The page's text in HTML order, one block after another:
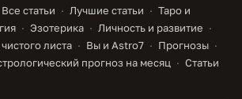
Все статьи Лучшие статьи
Таро и
Эзотерика
Личность и развитие
листа Вы и Astro7
Прогнозы
прогноз на месяц
Статьи